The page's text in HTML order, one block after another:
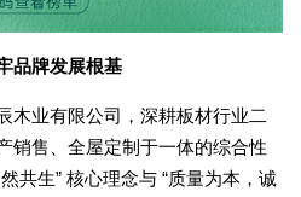
品牌发展根基
木业有限公司，深耕板材行业二
销售、全屋定制于一体的综合性
共生” 核心理念与 “质量为本，诚